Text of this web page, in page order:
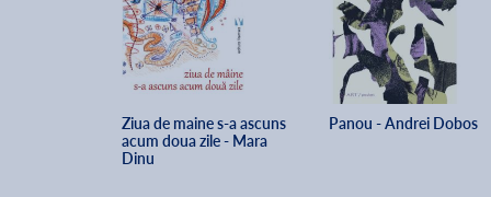
Ziua de maine s-a ascuns
acum doua zile - Mara
Dinu
Panou - Andrei Dobos